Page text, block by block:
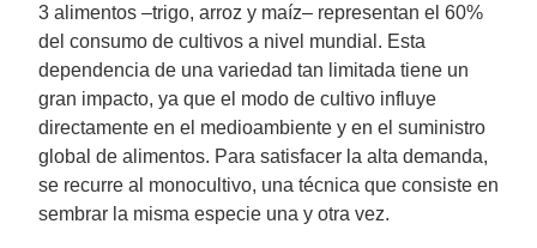
3 alimentos –trigo, arroz y maíz– representan el 60%
del consumo de cultivos a nivel mundial. Esta
dependencia de una variedad tan limitada tiene un
gran impacto, ya que el modo de cultivo influye
directamente en el medioambiente y en el suministro
global de alimentos. Para satisfacer la alta demanda,
se recurre al monocultivo, una técnica que consiste en
sembrar la misma especie una y otra vez.